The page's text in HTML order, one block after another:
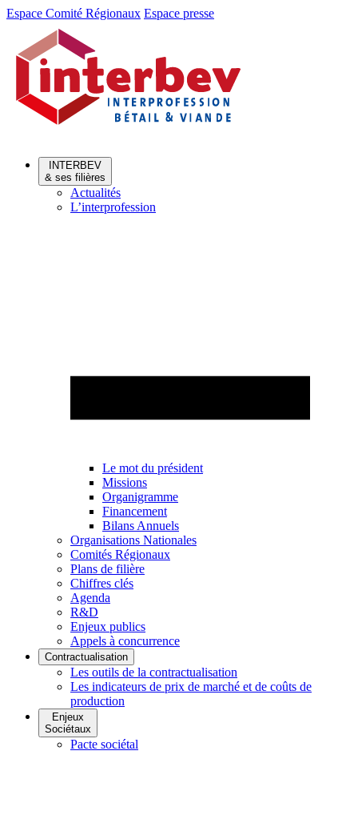
Aller
Aller
contenu
Espace Comité Régionaux Espace presse
INTERBEV
& ses filières
Actualités
L’interprofession
Le mot du président
Missions
Organigramme
Financement
Bilans Annuels
Organisations Nationales
Comités Régionaux
Plans de filière
Chiffres clés
Agenda
R&D
Enjeux publics
Appels à concurrence
Contractualisation
Les outils de la contractualisation
Les indicateurs de prix de marché et de coûts de
production
Enjeux
Sociétaux
Pacte sociétal